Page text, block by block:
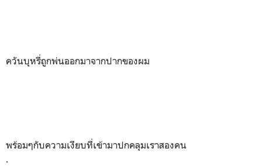
ควันบุหรี่ถูกพ่นออกมาจากปากของผม
พร้อมๆกับความเงียบที่เข้ามาปกคลุมเราสองคน
.